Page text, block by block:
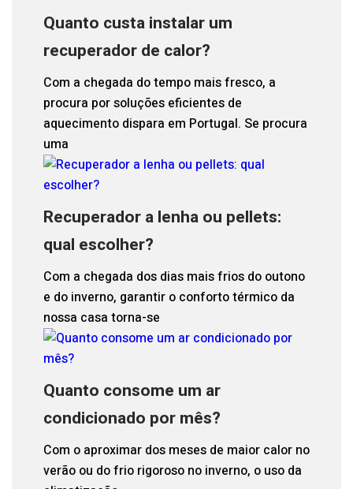
Quanto custa instalar um
recuperador de calor?
Com a chegada do tempo mais fresco, a
procura por soluções eficientes de
aquecimento dispara em Portugal. Se procura
uma
Recuperador a lenha ou pellets:
qual escolher?
Com a chegada dos dias mais frios do outono
e do inverno, garantir o conforto térmico da
nossa casa torna-se
Quanto consome um ar
condicionado por mês?
Com o aproximar dos meses de maior calor no
verão ou do frio rigoroso no inverno, o uso da